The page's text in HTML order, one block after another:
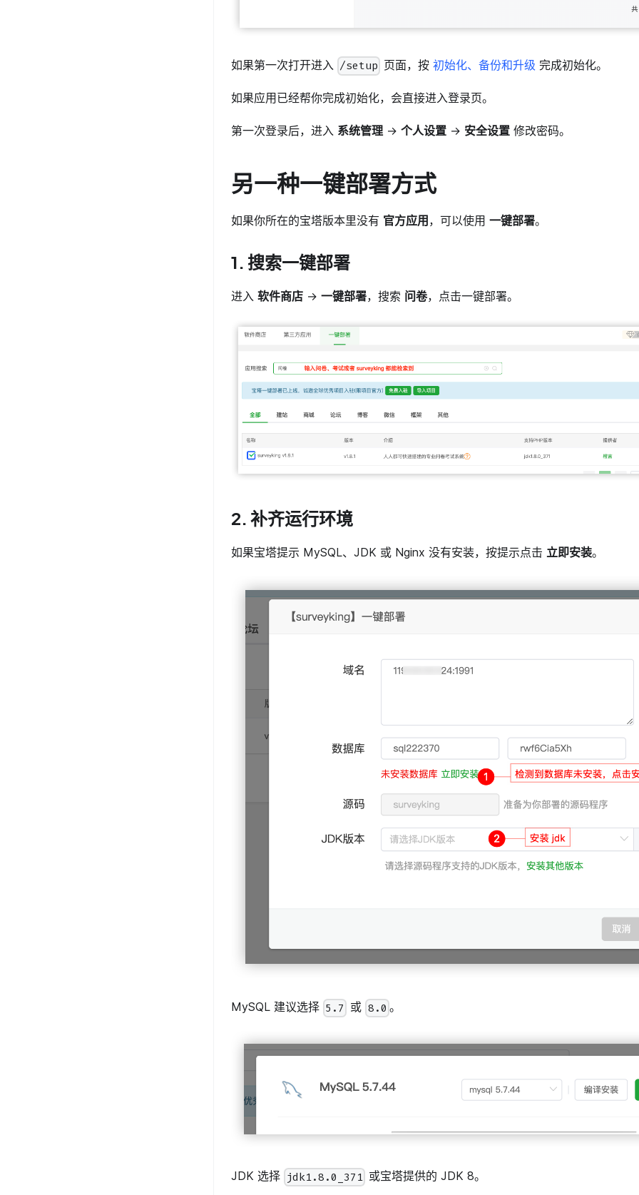
如果第一次打开进入 /setup 页面，按初始化、备份和升级 完成初始化。
如果应用已经帮你完成初始化，会直接进入登录页。
第一次登录后，进入 系统管理 → 个人设置 → 安全设置 修改密码。
另一种一键部署方式
如果你所在的宝塔版本里没有 官方应用 ，可以使用 一键部署。
1. 搜索一键部署
进入 软件商店 → 一键部署，搜索 问卷，点击一键部署。
2. 补齐运行环境
如果宝塔提示 MySQL、JDK 或 Nginx 没有安装，按提示点击 立即安装。
MySQL 建议选择 5.7 或 8.0 。
JDK 选择 jdk1.8.0_371 或宝塔提供的 JDK 8。